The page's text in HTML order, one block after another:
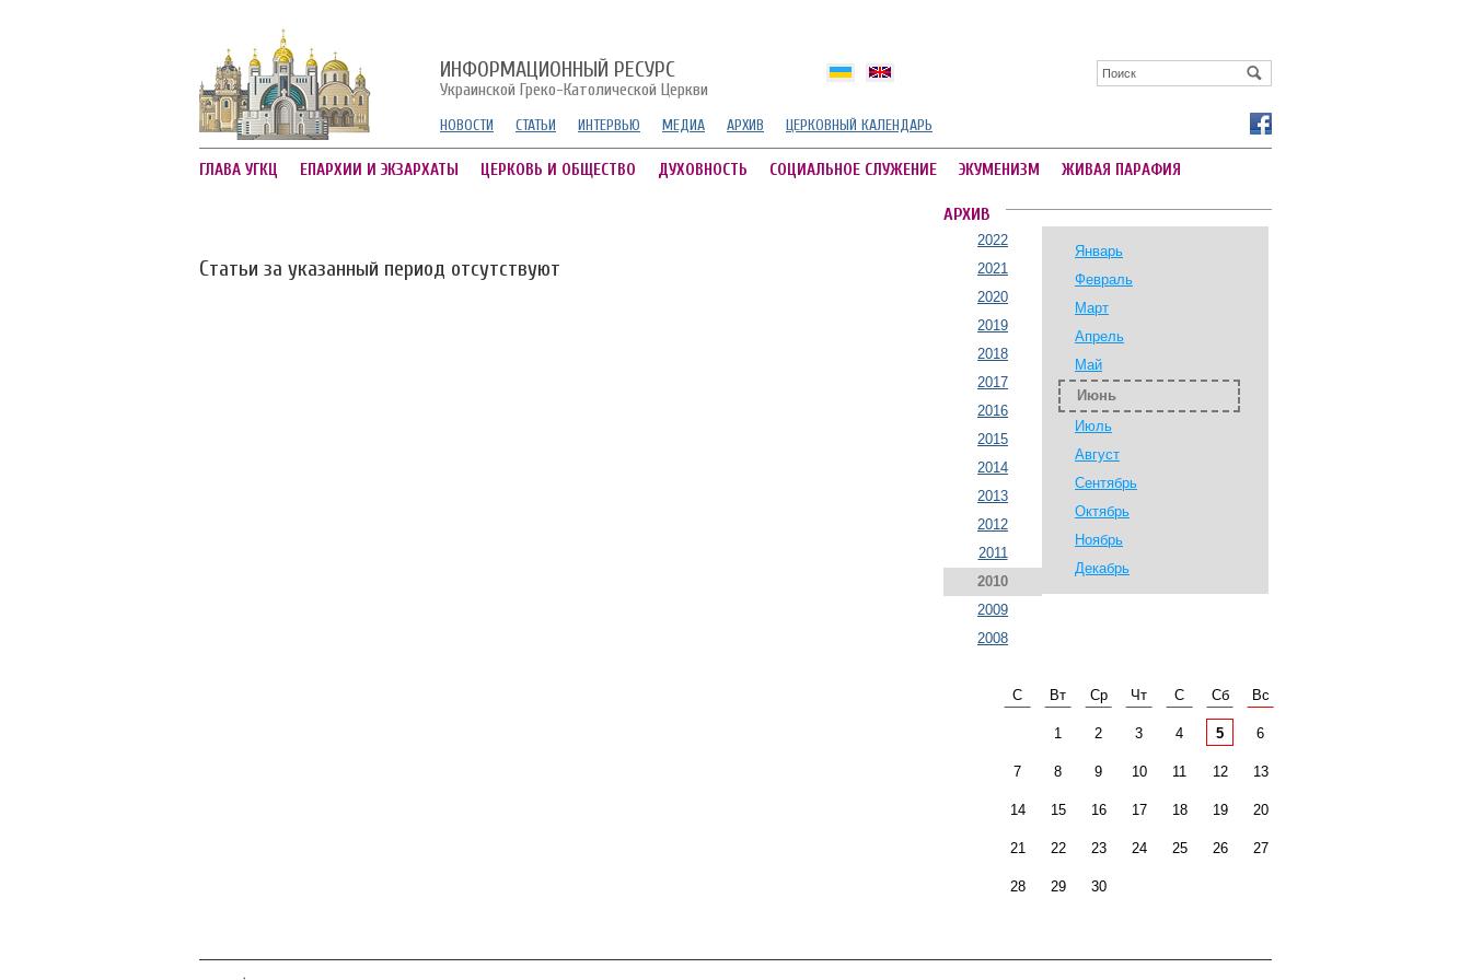
ИНФОРМАЦИОННЫЙ РЕСУРС
Украинской Греко-Католической Церкви
НОВОСТИ СТАТЬИ ИНТЕРВЬЮ МЕДИА АРХИВ ЦЕРКОВНЫЙ КАЛЕНДАРЬ
ГЛАВА УГКЦ ЕПАРХИИ И ЭКЗАРХАТЫ ЦЕРКОВЬ И ОБЩЕСТВО ДУХОВНОСТЬ СОЦИАЛЬНОЕ СЛУЖЕНИЕ ЭКУМЕНИЗМ ЖИВАЯ ПАРАФИЯ
Статьи за указанный период отсутствуют
АРХИВ
2022
2021
2020
2019
2018
2017
2016
2015
2014
2013
2012
2011
2010
2009
2008
Январь
Февраль
Март
Апрель
Май
Июнь
Июль
Август
Сентябрь
Октябрь
Ноябрь
Декабрь
С Вт Ср Чт С Сб Вс
1 2 3 4 5 6
7 8 9 10 11 12 13
14 15 16 17 18 19 20
21 22 23 24 25 26 27
28 29 30